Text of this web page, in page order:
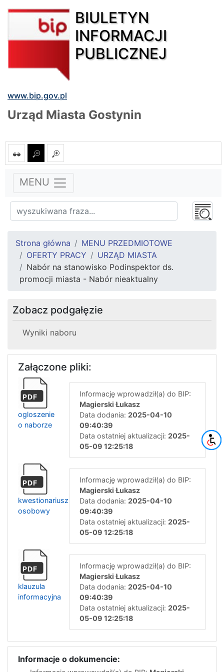
BIULETYN
INFORMACJI
PUBLICZNEJ
www.bip.gov.pl
Urząd Miasta Gostynin
MENU
Strona główna
MENU PRZEDMIOTOWE
OFERTY PRACY
URZĄD MIASTA
Nabór na stanowisko Podinspektor ds.
promocji miasta - Nabór nieaktualny
Zobacz podgałęzie
Wyniki naboru
Załączone pliki:
PDF
ogloszenie
o naborze
Informację wprowadził(a) do BIP:
Magierski Łukasz
Data dodania: 2025-04-10
09:40:39
Data ostatniej aktualizacji: 2025-
05-09 12:25:18
PDF
kwestionariusz
osobowy
Informację wprowadził(a) do BIP:
Magierski Łukasz
Data dodania: 2025-04-10
09:40:39
Data ostatniej aktualizacji: 2025-
05-09 12:25:18
PDF
klauzula
informacyjna
Informację wprowadził(a) do BIP:
Magierski Łukasz
Data dodania: 2025-04-10
09:40:39
Data ostatniej aktualizacji: 2025-
05-09 12:25:18
Informacje o dokumencie: